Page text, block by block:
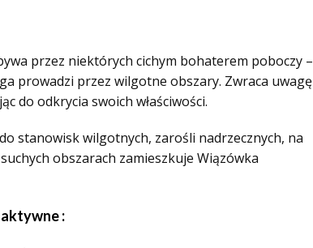
przez niektórych cichym bohaterem poboczy –
prowadzi przez wilgotne obszary. Zwraca uwagę
do odkrycia swoich właściwości.
stanowisk wilgotnych, zarośli nadrzecznych, na
obszarach zamieszkuje Wiązówka
: